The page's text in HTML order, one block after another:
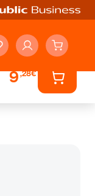
9,28€